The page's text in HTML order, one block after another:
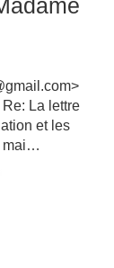
La lettre
et les
mai…